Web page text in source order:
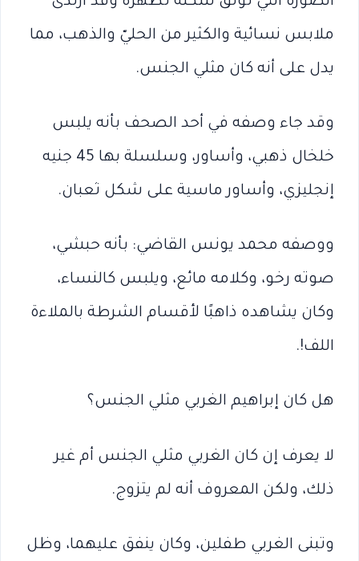
ملابس نسائية والكثير من الحليّ والذهب، مما
يدل على أنه كان مثلي الجنس.
وقد جاء وصفه في أحد الصحف بأنه يلبس
خلخال ذهبي، وأساور، وسلسلة بها 45 جنيه
إنجليزي، وأساور ماسية على شكل ثعبان.
ووصفه محمد يونس القاضي: بأنه حبشي،
صوته رخو، وكلامه مائع، ويلبس كالنساء،
وكان يشاهده ذاهبًا لأقسام الشرطة بالملاءة
اللف!.
هل كان إبراهيم الغربي مثلي الجنس؟
لا يعرف إن كان الغربي مثلي الجنس أم غير
ذلك، ولكن المعروف أنه لم يتزوج.
وتبنى الغربي طفلين، وكان ينفق عليهما، وظل